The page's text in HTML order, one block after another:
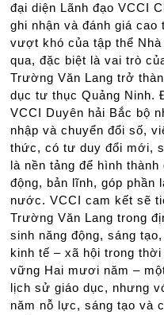
đại diện Lãnh đạo VCCI
ghi nhận và đánh giá
vượt khó của tập thể
qua, đặc biệt là vai trò
Trường Văn Lang trở
dục tư thục Quảng Ninh.
VCCI Duyên hải Bắc bộ
nhập và chuyển đổi số,
thức, có tư duy đổi mới,
là nền tảng để hình
động, bản lĩnh, góp phần
nước. VCCI cam kết sẽ
Trường Văn Lang trong
sinh năng động, sáng
kinh tế – xã hội trong
vững Hai mươi năm –
lịch sử giáo dục, nhưng
năm nỗ lực, sáng tạo và